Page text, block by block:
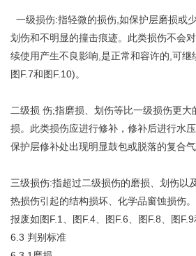
一级损伤:指轻微的损伤,如保护层磨损或
划伤和不明显的撞击痕迹。此类损伤不会
续使用产生不良影响,是正常和容许的,可继
图F.7和图F.10)。
二级损 伤;指磨损、划伤等比一级损伤更大
损。此类损伤应进行修补，修补后进行水
保护层修补处出现明显鼓包或脱落的复合气
三级损伤:指超过二级损伤的磨损、划伤以
热损伤引起的结构损坏、化学品窗蚀损伤
报废如图F.1、图F.4、图F.6、图F.8、图F.9
6.3 判别标准